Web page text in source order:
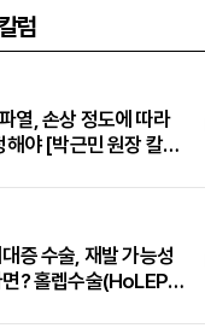
럼
열, 손상 정도에 따라
해야 [박근민 원장 칼
증 수술, 재발 가능성
? 홀렙수술(HoLEP)